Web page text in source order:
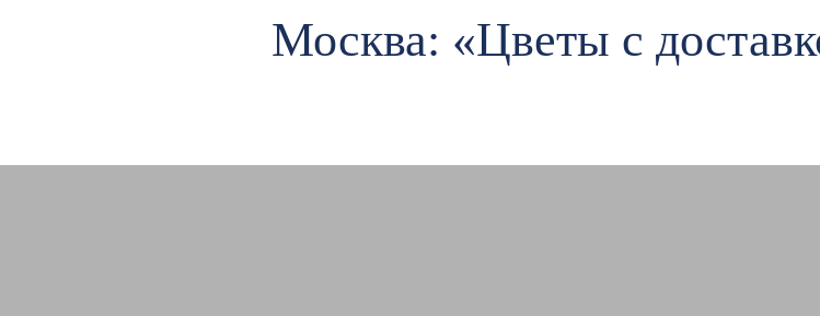
Москва: «Цветы c